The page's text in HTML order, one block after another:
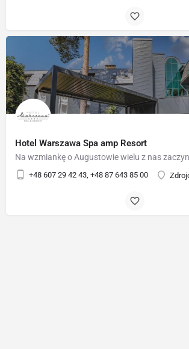
Hotel Warszawa Spa amp Resort
+48 607 29 42 43, +48 87 643 85 00